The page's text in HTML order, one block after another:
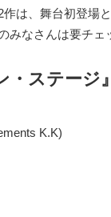
は、舞台初登場
なさんは要チェ
・ステージ
K.K)